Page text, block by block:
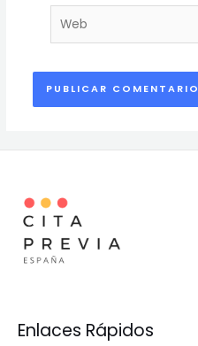
Web
Enlaces Rápidos